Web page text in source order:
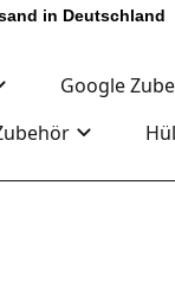
in Deutschland
Google